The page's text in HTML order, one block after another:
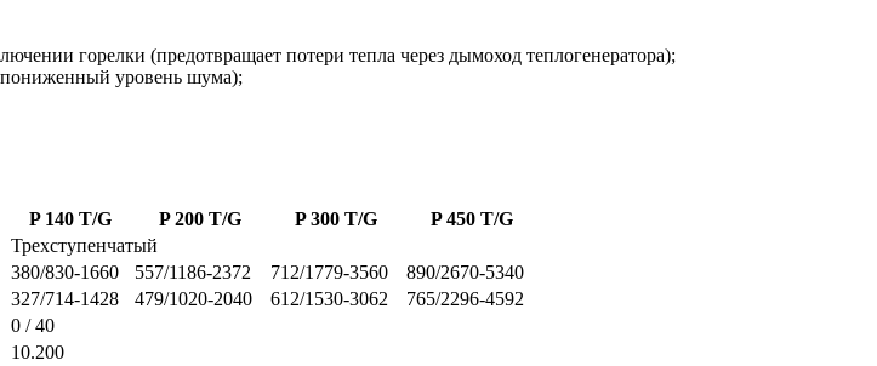
горелки (предотвращает потери тепла через дымоход теплогенератора);
уровень шума);
P 140 T/G P 200 T/G P 300 T/G
P 450 T/G
Трехступенчатый
380/830-1660 557/1186-2372 712/1779-3560
890/2670-5340
327/714-1428 479/1020-2040 612/1530-3062
765/2296-4592
0 / 40
10.200